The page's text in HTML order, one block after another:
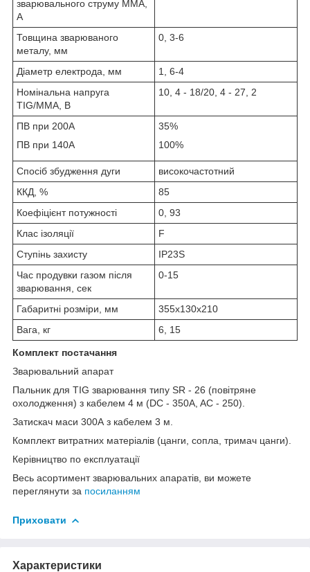
зварювального струму MMA,
А
Товщина зварюваного
металу, мм
0, 3-6
Діаметр електрода, мм
1, 6-4
Номінальна напруга
TIG/MMA, В
10, 4 - 18/20, 4 - 27, 2
ПВ при 200A
ПВ при 140А
35%
100%
Спосіб збудження дуги
високочастотний
ККД, %
85
Коефіцієнт потужності
0, 93
Клас ізоляції
F
Ступінь захисту
IP23S
Час продувки газом після
зварювання, сек
0-15
Габаритні розміри, мм
355х130х210
Вага, кг
6, 15
Комплект постачання
Зварювальний апарат
Пальник для TIG зварювання типу SR - 26 (повітряне
охолодження) з кабелем 4 м (DC - 350A, AC - 250).
Затискач маси 300А з кабелем 3 м.
Комплект витратних матеріалів (цанги, сопла, тримач цанги).
Керівництво по експлуатації
Весь асортимент зварювальних апаратів, ви можете
переглянути за посиланням
Приховати
Характеристики